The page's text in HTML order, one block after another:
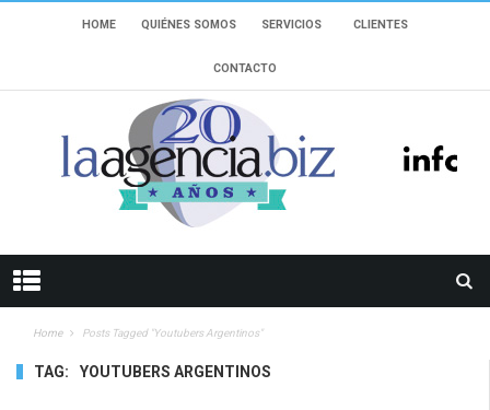
HOME QUIÉNES SOMOS SERVICIOS CLIENTES
CONTACTO
Home Posts Tagged "youtubers Argentinos"
TAG: YOUTUBERS ARGENTINOS